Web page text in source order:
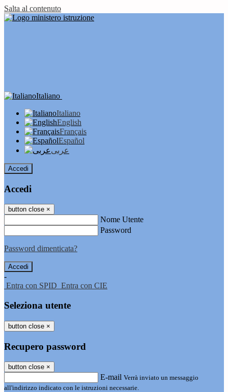
Salta al contenuto
Italiano
Italiano
English
Français
Español
عربى
Accedi
Accedi
button close ×
Nome Utente
Password
Password dimenticata?
-
Entra con SPID Entra con CIE
Seleziona utente
button close ×
Recupero password
button close ×
E-mail Verrà inviato un messaggio
all'indirizzo indicato con le istruzioni necessarie.